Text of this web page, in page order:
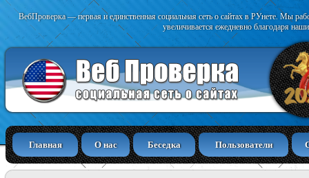
ВебПроверка — первая и единственная социальная сеть о сайтах в РУнете. Мы
увеличивается ежедневно благодаря
Главная О нас Беседка Пользователи